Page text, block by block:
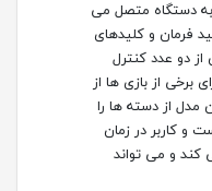
دستگاه متصل می
فرمان و کلیدهای
دو عدد کنترل
برخی از بازی ها از
مدل از دسته ها را
و کاربر در زمان
و می تواند